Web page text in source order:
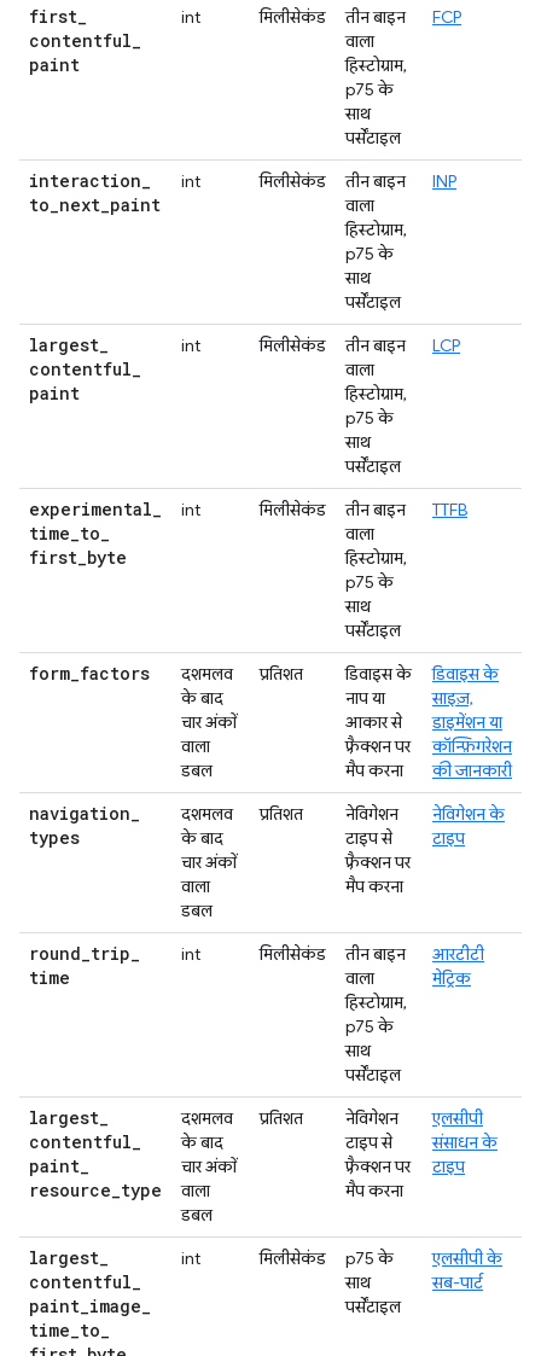
first_
contentful_
paint
int मिलीसेकंड
तीन बाइन
वाला
हिस्टोग्राम,
p75 के
साथ
पर्सेंटाइल
FCP
interaction_
to_next_paint
int मिलीसेकंड
तीन बाइन
वाला
हिस्टोग्राम,
p75 के
साथ
पर्सेंटाइल
INP
largest_
contentful_
paint
int मिलीसेकंड
तीन बाइन
वाला
हिस्टोग्राम,
p75 के
साथ
पर्सेंटाइल
LCP
experimental_
time_to_
first_byte
int मिलीसेकंड
तीन बाइन
वाला
हिस्टोग्राम,
p75 के
साथ
पर्सेंटाइल
TTFB
form_factors
दशमलव
के बाद
चार अंकों
वाला
डबल
प्रतिशत
डिवाइस के
नाप या
आकार से
फ़्रैक्शन पर
मैप करना
डिवाइस के
साइज़,
डाइमेंशन या
कॉन्फ़िगरेशन
की जानकारी
navigation_
types
दशमलव
के बाद
चार अंकों
वाला
डबल
प्रतिशत
नेविगेशन
टाइप से
फ़्रैक्शन पर
मैप करना
नेविगेशन के
टाइप
round_trip_
time
int मिलीसेकंड
तीन बाइन
वाला
हिस्टोग्राम,
p75 के
साथ
पर्सेंटाइल
आरटीटी
मेट्रिक
largest_
contentful_
paint_
resource_type
दशमलव
के बाद
चार अंकों
वाला
डबल
प्रतिशत
नेविगेशन
टाइप से
फ़्रैक्शन पर
मैप करना
एलसीपी
संसाधन के
टाइप
largest_
contentful_
paint_image_
time_to_
int मिलीसेकंड
p75 के
साथ
पर्सेंटाइल
एलसीपी के
सब-पार्ट